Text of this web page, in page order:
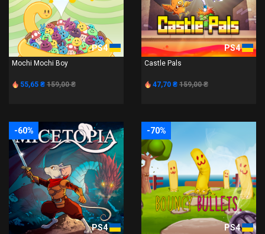
PS4
Mochi Mochi Boy
55,65 ₴ 159,00 ₴
PS4
Castle Pals
47,70 ₴ 159,00 ₴
-60%
PS4
-70%
PS4